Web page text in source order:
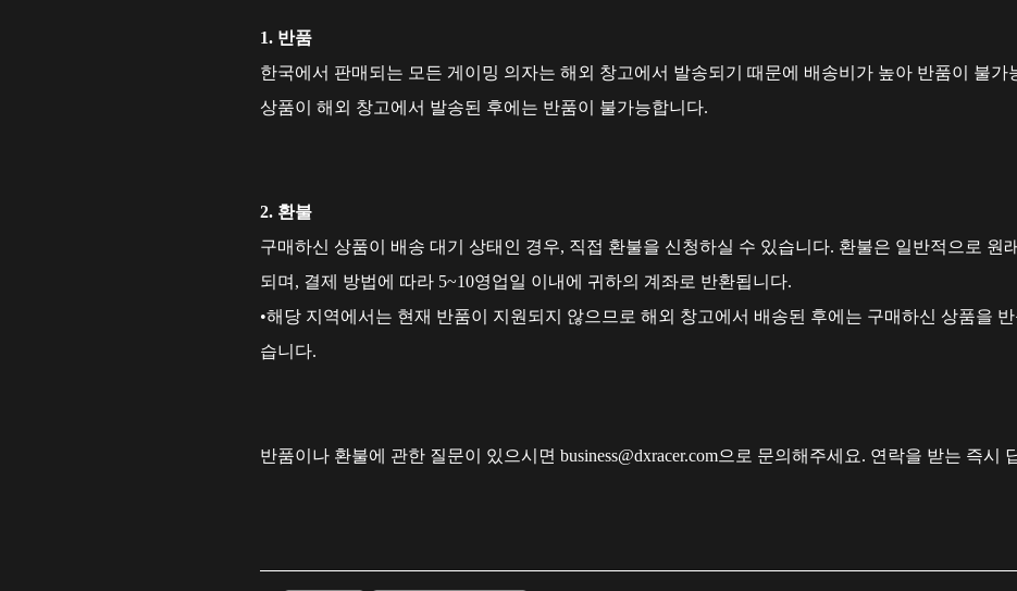
1. 반품
한국에서 판매되는 모든 게이밍 의자는 해외 창고에서 발송되기 때문에 배송비가 높아 반품이 불가
상품이 해외 창고에서 발송된 후에는 반품이 불가능합니다.
2. 환불
구매하신 상품이 배송 대기 상태인 경우, 직접 환불을 신청하실 수 있습니다. 환불은 일반적으로 원
되며, 결제 방법에 따라 5~10영업일 이내에 귀하의 계좌로 반환됩니다.
•해당 지역에서는 현재 반품이 지원되지 않으므로 해외 창고에서 배송된 후에는 구매하신 상품을
습니다.
반품이나 환불에 관한 질문이 있으시면 business@dxracer.com으로 문의해주세요. 연락을 받는 즉시